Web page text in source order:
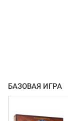
БАЗОВАЯ ИГРА